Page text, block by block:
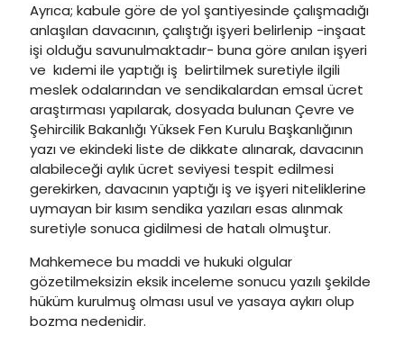
Ayrıca; kabule göre de yol şantiyesinde çalışmadığı
anlaşılan davacının, çalıştığı işyeri belirlenip -inşaat
işi olduğu savunulmaktadır- buna göre anılan işyeri
ve kıdemi ile yaptığı iş belirtilmek suretiyle ilgili
meslek odalarından ve sendikalardan emsal ücret
araştırması yapılarak, dosyada bulunan Çevre ve
Şehircilik Bakanlığı Yüksek Fen Kurulu Başkanlığının
yazı ve ekindeki liste de dikkate alınarak, davacının
alabileceği aylık ücret seviyesi tespit edilmesi
gerekirken, davacının yaptığı iş ve işyeri niteliklerine
uymayan bir kısım sendika yazıları esas alınmak
suretiyle sonuca gidilmesi de hatalı olmuştur.
Mahkemece bu maddi ve hukuki olgular
gözetilmeksizin eksik inceleme sonucu yazılı şekilde
hüküm kurulmuş olması usul ve yasaya aykırı olup
bozma nedenidir.